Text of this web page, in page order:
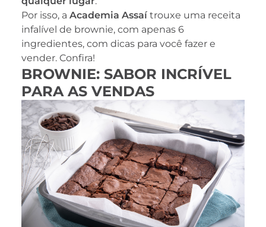
Por isso, a Academia Assaí trouxe uma receita
infalível de brownie, com apenas 6
ingredientes, com dicas para você fazer e
vender. Confira!
BROWNIE: SABOR INCRÍVEL
PARA AS VENDAS